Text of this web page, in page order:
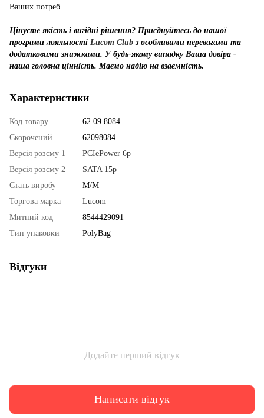
Ваших потреб.
Цінуєте якість і вигідні рішення? Приєднуйтесь до нашої
програми лояльності Lucom Club з особливими перевагами та
додатковими знижками. У будь-якому випадку Ваша довіра -
наша головна цінність. Маємо надію на взаємність.
Характеристики
Код товару
62.09.8084
Скорочений
62098084
Версія розєму 1
PCIePower 6p
Версія розєму 2
SATA 15p
Стать виробу
M/M
Торгова марка
Lucom
Митний код
8544429091
Тип упаковки
PolyBag
Відгуки
Додайте перший відгук
Написати відгук